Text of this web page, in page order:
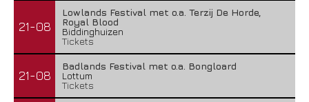
21-08
Lowlands Festival met o.a. Terzij De Horde,
Royal Blood
Biddinghuizen
Tickets
21-08
Badlands Festival met o.a. Bongloard
Lottum
Tickets